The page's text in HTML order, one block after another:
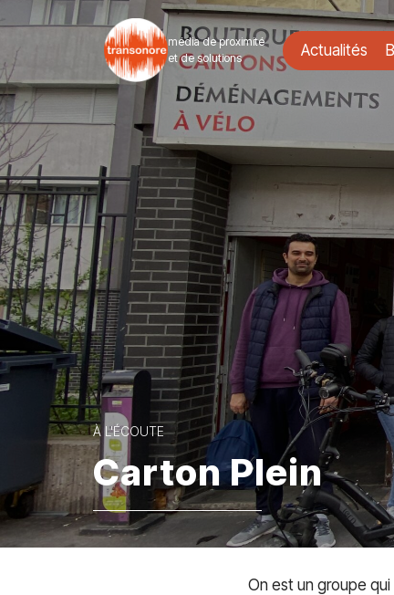
média de proximité
et de solutions
Actualités
À L'ÉCOUTE
Carton Plein
On est un groupe qui